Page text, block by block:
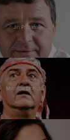
Jiří Přibáň
Miroslav Donutil